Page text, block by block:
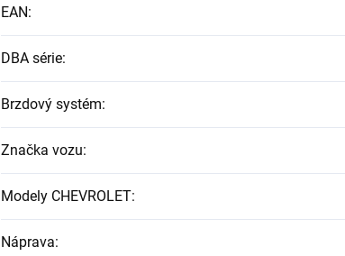
EAN:
DBA série:
Brzdový systém:
Značka vozu:
Modely CHEVROLET:
Náprava: